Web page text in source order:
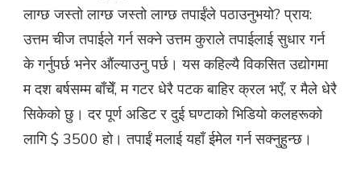
लाग्छ जस्तो लाग्छ जस्तो लाग्छ तपाईंले पठाउनुभयो? प्राय:
उत्तम चीज तपाईले गर्न सक्ने उत्तम कुराले तपाईलाई सुधार गर्न
के गर्नुपर्छ भनेर औंल्याउनु पर्छ। यस कहिल्यै विकसित उद्योगमा
म दश बर्षसम्म बाँचेँ, म गटर धेरै पटक बाहिर क्रल भएँ, र मैले धेरै
सिकेको छु। दर पूर्ण अडिट र दुई घण्टाको भिडियो कलहरूको
लागि $ 3500 हो। तपाईं मलाई यहाँ ईमेल गर्न सक्नुहुन्छ।